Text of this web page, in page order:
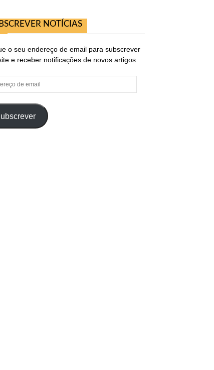
NOTÍCIAS
o seu endereço de email para subscrever
e receber notificações de novos artigos